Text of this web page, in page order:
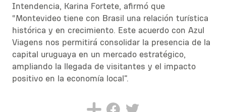
Intendencia, Karina Fortete, afirmó que
“Montevideo tiene con Brasil una relación turística
histórica y en crecimiento. Este acuerdo con Azul
Viagens nos permitirá consolidar la presencia de la
capital uruguaya en un mercado estratégico,
ampliando la llegada de visitantes y el impacto
positivo en la economía local”.